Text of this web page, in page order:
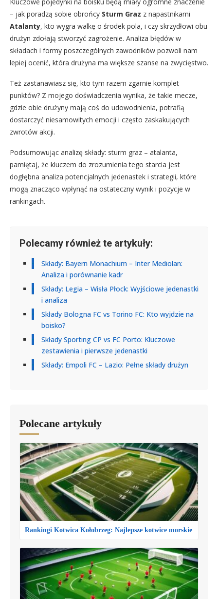
– jak poradzą sobie obrońcy Sturm Graz z napastnikami
Atalanty, kto wygra walkę o środek pola, i czy skrzydłowi obu
drużyn zdołają stworzyć zagrożenie. Analiza błędów w
składach i formy poszczególnych zawodników pozwoli nam
lepiej ocenić, która drużyna ma większe szanse na zwycięstwo.
Też zastanawiasz się, kto tym razem zgarnie komplet
punktów? Z mojego doświadczenia wynika, że takie mecze,
gdzie obie drużyny mają coś do udowodnienia, potrafią
dostarczyć niesamowitych emocji i często zaskakujących
zwrotów akcji.
Podsumowując analizę składy: sturm graz – atalanta,
pamiętaj, że kluczem do zrozumienia tego starcia jest
dogłębna analiza potencjalnych jedenastek i strategii, które
mogą znacząco wpłynąć na ostateczny wynik i pozycje w
rankingach.
Polecamy również te artykuły:
Składy: Bayern Monachium – Inter Mediolan:
Analiza i porównanie kadr
Składy: Legia – Wisła Płock: Wyjściowe jedenastki
i analiza
Składy Bologna FC vs Torino FC: Kto wyjdzie na
boisko?
Składy Sporting CP vs FC Porto: Kluczowe
zestawienia i pierwsze jedenastki
Składy: Empoli FC – Lazio: Pełne składy drużyn
Polecane artykuły
Rankingi Kotwica Kołobrzeg: Najlepsze kotwice morskie